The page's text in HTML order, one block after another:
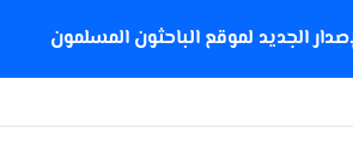
الجديد لموقع الباحثون المسلمون
باليابان